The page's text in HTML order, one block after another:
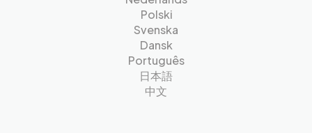
Polski
Svenska
Dansk
Português
日本語
中文